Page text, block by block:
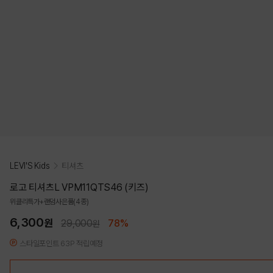
LEVI'S Kids 티셔츠
로고 티셔츠L VPM11QTS46 (키즈)
위클리특가+랜덤사은품(4종)
6,300원 29,000원 78%
스타일포인트 63P 적립예정